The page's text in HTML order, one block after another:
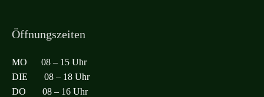
Öffnungszeiten
MO 08 – 15 Uhr
DIE 08 – 18 Uhr
DO 08 – 16 Uhr